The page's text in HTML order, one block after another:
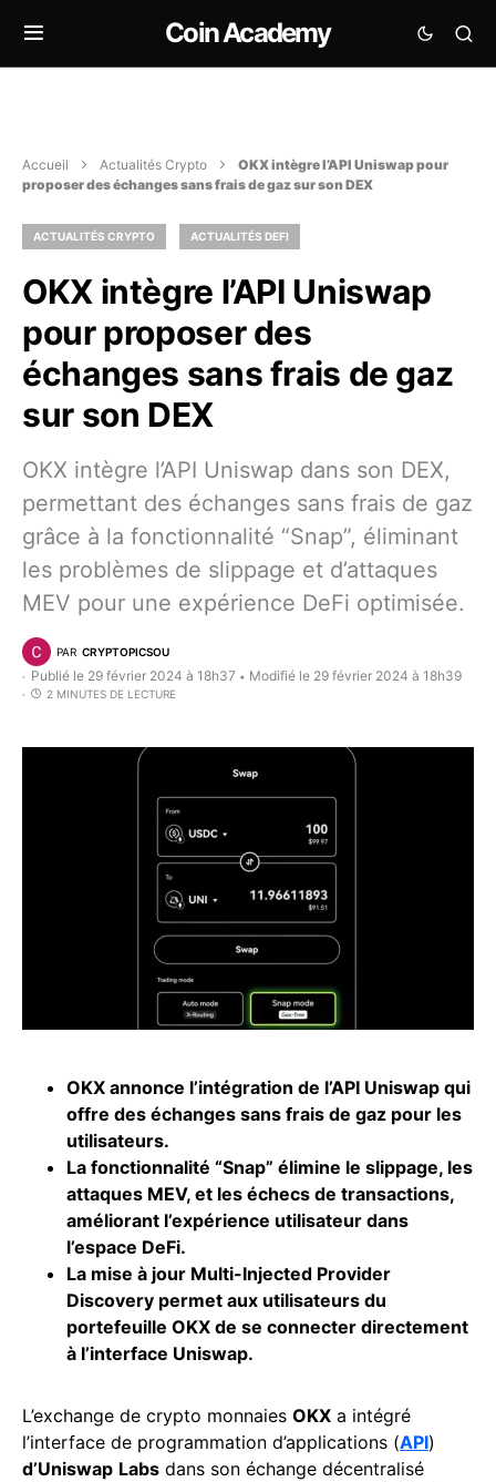
Coin Academy
Accueil Actualités Crypto
OKX intègre l’API Uniswap pour
proposer des échanges sans frais de gaz sur son DEX
ACTUALITÉS CRYPTO ACTUALITÉS DEFI
OKX intègre l’API Uniswap
pour proposer des
échanges sans frais de gaz
sur son DEX
OKX intègre l’API Uniswap dans son DEX,
permettant des échanges sans frais de gaz
grâce à la fonctionnalité “Snap”, éliminant
les problèmes de slippage et d’attaques
MEV pour une expérience DeFi optimisée.
PAR CRYPTOPICSOU
Publié le 29 février 2024 à 18h37 • Modifié le 29 février 2024 à 18h39
2 MINUTES DE LECTURE
OKX annonce l’intégration de l’API Uniswap qui
offre des échanges sans frais de gaz pour les
utilisateurs.
La fonctionnalité “Snap” élimine le slippage, les
attaques MEV, et les échecs de transactions,
améliorant l’expérience utilisateur dans
l’espace DeFi.
La mise à jour Multi-Injected Provider
Discovery permet aux utilisateurs du
portefeuille OKX de se connecter directement
à l’interface Uniswap.
L’exchange de crypto monnaies OKX a intégré
l’interface de programmation d’applications (API)
d’Uniswap Labs dans son échange décentralisé